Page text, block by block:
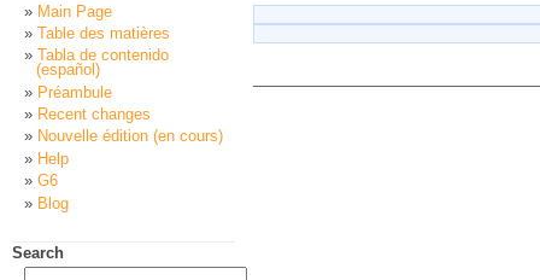
Main Page
Table des matières
Tabla de contenido
(español)
Préambule
Recent changes
Nouvelle édition (en cours)
Help
G6
Blog
Search